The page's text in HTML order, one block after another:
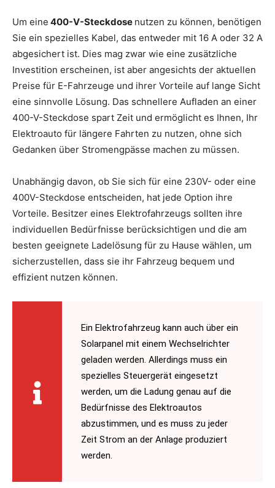
Um eine 400-V-Steckdose nutzen zu können, benötigen
Sie ein spezielles Kabel, das entweder mit 16 A oder 32 A
abgesichert ist. Dies mag zwar wie eine zusätzliche
Investition erscheinen, ist aber angesichts der aktuellen
Preise für E-Fahrzeuge und ihrer Vorteile auf lange Sicht
eine sinnvolle Lösung. Das schnellere Aufladen an einer
400-V-Steckdose spart Zeit und ermöglicht es Ihnen, Ihr
Elektroauto für längere Fahrten zu nutzen, ohne sich
Gedanken über Stromengpässe machen zu müssen.
Unabhängig davon, ob Sie sich für eine 230V- oder eine
400V-Steckdose entscheiden, hat jede Option ihre
Vorteile. Besitzer eines Elektrofahrzeugs sollten ihre
individuellen Bedürfnisse berücksichtigen und die am
besten geeignete Ladelösung für zu Hause wählen, um
sicherzustellen, dass sie ihr Fahrzeug bequem und
effizient nutzen können.
Ein Elektrofahrzeug kann auch über ein
Solarpanel mit einem Wechselrichter
geladen werden. Allerdings muss ein
spezielles Steuergerät eingesetzt
werden, um die Ladung genau auf die
Bedürfnisse des Elektroautos
abzustimmen, und es muss zu jeder
Zeit Strom an der Anlage produziert
werden.